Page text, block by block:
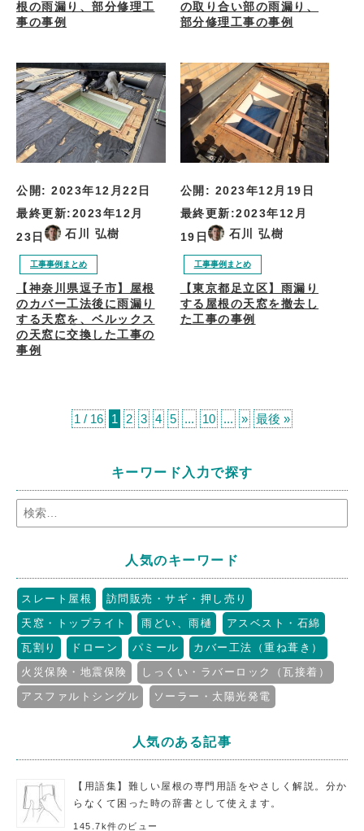
根の雨漏り、部分修理工
事の事例
の取り合い部の雨漏り、
部分修理工事の事例
公開: 2023年12月22日
最終更新:2023年12月
23日
石川 弘樹
工事事例まとめ
【神奈川県逗子市】屋根
のカバー工法後に雨漏り
する天窓を、ベルックス
の天窓に交換した工事の
事例
公開: 2023年12月19日
最終更新:2023年12月
19日
石川 弘樹
工事事例まとめ
【東京都足立区】雨漏り
する屋根の天窓を撤去し
た工事の事例
1 / 16 1 2 3 4 5 ... 10 ... » 最後 »
キーワード入力で探す
人気のキーワード
スレート屋根
訪問販売・サギ・押し売り
天窓・トップライト
雨どい、雨樋
アスベスト・石綿
瓦割り
ドローン パミール
カバー工法（重ね葺き）
火災保険・地震保険
しっくい・ラバーロック（瓦接着）
アスファルトシングル
ソーラー・太陽光発電
人気のある記事
【用語集】難しい屋根の専門用語をやさしく解説。分か
らなくて困った時の辞書として使えます。
145.7k件のビュー